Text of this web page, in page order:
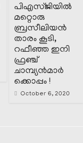
പിഎസ്ജിയിൽ
മറ്റൊരു
ബ്രസീലിയൻ
താരം കൂടി,
റഫീഞ്ഞ ഇനി
ഫ്രഞ്ച്
ചാമ്പ്യൻമാർ
ക്കൊപ്പം !
October 6, 2020